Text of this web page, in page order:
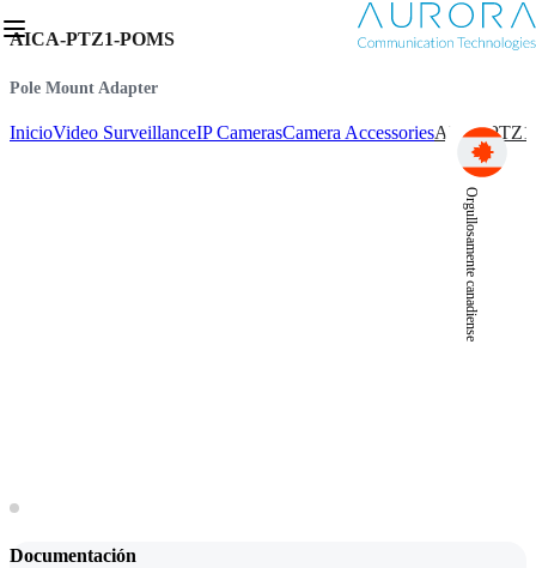
Orgullosamente canadiense
AICA-PTZ1-POMS
Pole Mount Adapter
InicioVideo SurveillanceIP CamerasCamera AccessoriesAICA-
Documentación